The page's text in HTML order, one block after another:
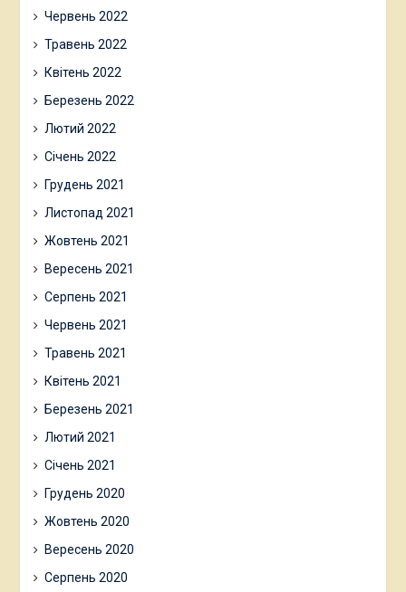
Червень 2022
Травень 2022
Квітень 2022
Березень 2022
Лютий 2022
Січень 2022
Грудень 2021
Листопад 2021
Жовтень 2021
Вересень 2021
Серпень 2021
Червень 2021
Травень 2021
Квітень 2021
Березень 2021
Лютий 2021
Січень 2021
Грудень 2020
Жовтень 2020
Вересень 2020
Серпень 2020